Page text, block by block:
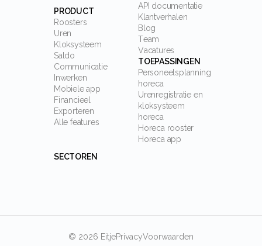
PRODUCT
Roosters
Uren
Kloksysteem
Saldo
Communicatie
Inwerken
Mobiele app
Financieel
Exporteren
Alle features
SECTOREN
API documentatie
Klantverhalen
Blog
Team
Vacatures
TOEPASSINGEN
Personeelsplanning
horeca
Urenregistratie en
kloksysteem
horeca
Horeca rooster
Horeca app
© 2026 EitjePrivacyVoorwaarden